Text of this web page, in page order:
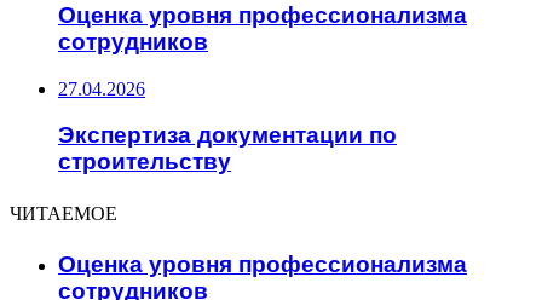
Оценка уровня профессионализма
сотрудников
27.04.2026
Экспертиза документации по
строительству
ЧИТАЕМОЕ
Оценка уровня профессионализма
сотрудников